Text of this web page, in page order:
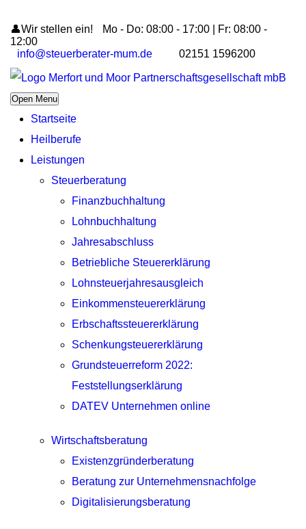
👤Wir stellen ein!
Mo - Do: 08:00 - 17:00 | Fr: 08:00 -
12:00
info@steuerberater-mum.de
02151 1596200
Open Menu
Startseite
Heilberufe
Leistungen
Steuerberatung
Finanzbuchhaltung
Lohnbuchhaltung
Jahresabschluss
Betriebliche Steuererklärung
Lohnsteuerjahresausgleich
Einkommensteuererklärung
Erbschaftssteuererklärung
Schenkungsteuererklärung
Grundsteuerreform 2022:
Feststellungserklärung
DATEV Unternehmen online
Wirtschaftsberatung
Existenzgründerberatung
Beratung zur Unternehmensnachfolge
Digitalisierungsberatung